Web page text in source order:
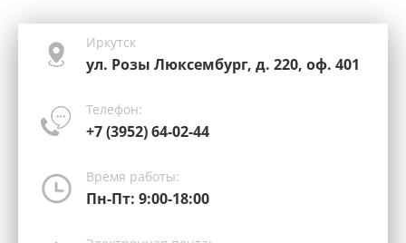
Иркутск
ул. Розы Люксембург, д. 220, оф. 401
Телефон:
+7 (3952) 64-02-44
Время работы:
Пн-Пт: 9:00-18:00